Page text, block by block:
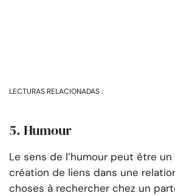
LECTURAS RELACIONADAS :
5. Humour
Le sens de l’humour peut être
création de liens dans une
choses à rechercher chez un